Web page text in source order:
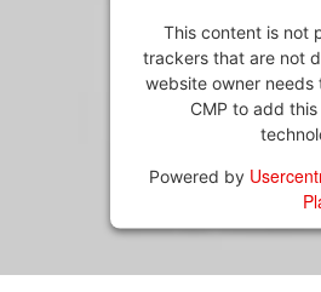
This content is not
trackers that are not
website owner
CMP to add
Powered by